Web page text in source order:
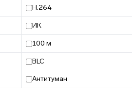
H.264
ИК
100 м
BLC
Антитуман